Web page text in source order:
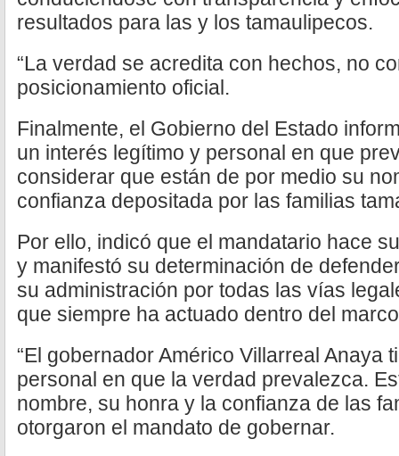
resultados para las y los tamaulipecos.
“La verdad se acredita con hechos, no
posicionamiento oficial.
Finalmente, el Gobierno del Estado
un interés legítimo y personal en que
considerar que están de por medio su
confianza depositada por las familias
Por ello, indicó que el mandatario hace
y manifestó su determinación de
su administración por todas las vías
que siempre ha actuado dentro del
“El gobernador Américo Villarreal Anaya
personal en que la verdad prevalezca.
nombre, su honra y la confianza de las
otorgaron el mandato de gobernar.